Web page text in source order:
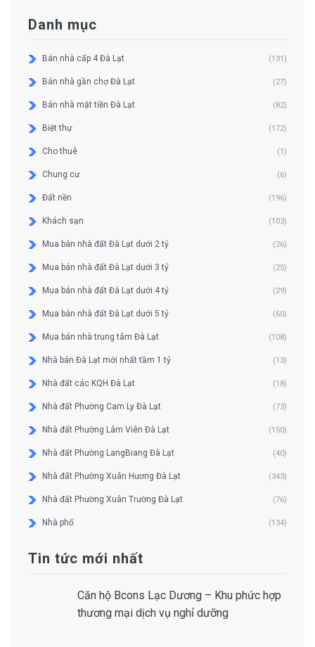
Danh mục
Bán nhà cấp 4 Đà Lạt (131)
Bán nhà gần chợ Đà Lạt (27)
Bán nhà mặt tiền Đà Lạt (82)
Biệt thự (172)
Cho thuê (1)
Chung cư (6)
Đất nền (196)
Khách sạn (103)
Mua bán nhà đất Đà Lạt dưới 2 tỷ (26)
Mua bán nhà đất Đà Lạt dưới 3 tỷ (25)
Mua bán nhà đất Đà Lạt dưới 4 tỷ (29)
Mua bán nhà đất Đà Lạt dưới 5 tỷ (60)
Mua bán nhà trung tâm Đà Lạt (108)
Nhà bán Đà Lạt mới nhất tầm 1 tỷ (13)
Nhà đất các KQH Đà Lạt (18)
Nhà đất Phường Cam Ly Đà Lạt (73)
Nhà đất Phường Lâm Viên Đà Lạt (150)
Nhà đất Phường LangBiang Đà Lạt (40)
Nhà đất Phường Xuân Hương Đà Lạt (343)
Nhà đất Phường Xuân Trường Đà Lạt (76)
Nhà phố (134)
Tin tức mới nhất
Căn hộ Bcons Lạc Dương – Khu phức hợp
thương mại dịch vụ nghỉ dưỡng